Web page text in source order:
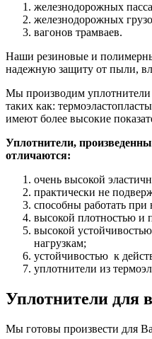
железнодорожных
железнодорожных
вагонов трамваев.
Наши резиновые и
надежную защиту от пыли,
Мы производим уплотнители
таких как:
имеют более высокие
Уплотнители,
отличаются:
очень высокой
практически не
способны работать при
высокой плотностью и
высокой
нагрузкам;
устойчивостью к
уплотнители из
Уплотнители для
Мы готовы произвести для